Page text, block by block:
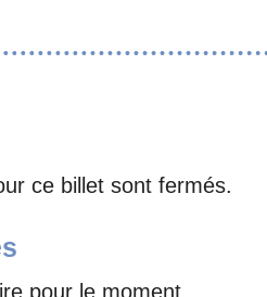
ce billet sont fermés.
pour le moment.